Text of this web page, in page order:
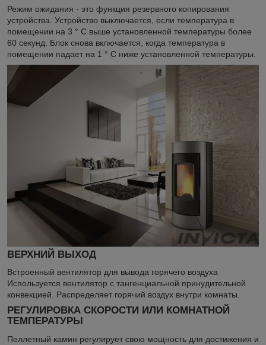
Режим ожидания - это функция резервного копирования
устройства. Устройство выключается, если температура в
помещении на 3 ° C выше установленной температуры более
60 секунд. Блок снова включается, когда температура в
помещении падает на 1 ° C ниже установленной температуры.
ВЕРХНИЙ ВЫХОД
Встроенный вентилятор для вывода горячего воздуха
Используется вентилятор с тангенциальной принудительной
конвекцией. Распределяет горячий воздух внутри комнаты.
РЕГУЛИРОВКА СКОРОСТИ ИЛИ КОМНАТНОЙ
ТЕМПЕРАТУРЫ
Пеллетный камин регулирует свою мощность для достижения и